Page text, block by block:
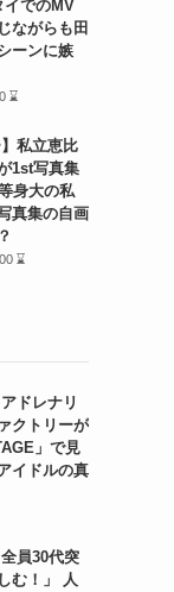
イでのMV
ながらも田
ーンに嫉
⌛
私立恵比
1st写真集
身大の私
真集の自画
⌛
ドレナリ
クトリーが
」で見
イドルの真
員30代突
む！」 人